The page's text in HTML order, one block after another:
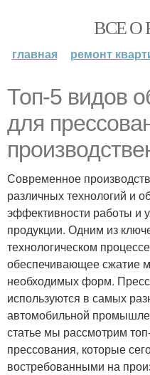
ВСЕ О
главная ремонт
Топ-5 видов
для
Современное
различных технологий и
эффективности работы и
продукции. Одним из
технологическом
обеспечивающее сжатие
необходимых форм.
используются в самых
автомобильной
статье мы рассмотрим
прессования, которые
востребованными на